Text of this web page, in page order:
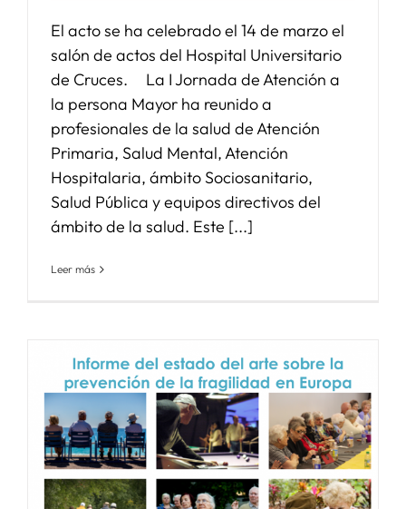
El acto se ha celebrado el 14 de marzo el
salón de actos del Hospital Universitario
de Cruces. La I Jornada de Atención a
la persona Mayor ha reunido a
profesionales de la salud de Atención
Primaria, Salud Mental, Atención
Hospitalaria, ámbito Sociosanitario,
Salud Pública y equipos directivos del
ámbito de la salud. Este [...]
Leer más